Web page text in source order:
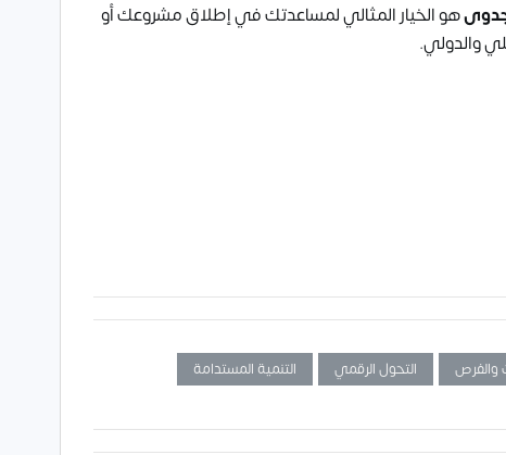
هو الخيار المثالي لمساعدتك في إطلاق مشروعك أو
والدولي.
والفرص التحول الرقمي
التنمية المستدامة